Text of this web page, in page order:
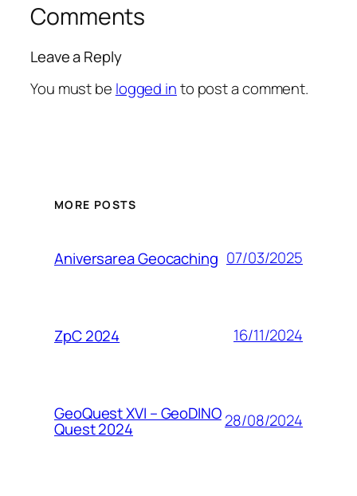
Comments
Leave a Reply
You must be logged into post a comment.
MORE POSTS
Aniversarea Geocaching 07/03/2025
ZpC 2024 16/11/2024
GeoQuest XVI – GeoDINO
Quest 2024 28/08/2024